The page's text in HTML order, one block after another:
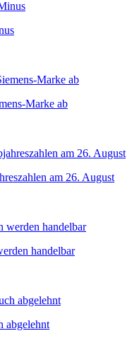
Marke ab
am 26. August
handelbar
abgelehnt